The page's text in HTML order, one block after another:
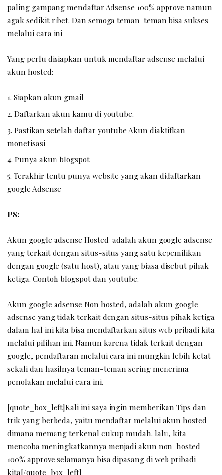
paling gampang mendaftar Adsense 100% approve namun
agak sedikit ribet. Dan semoga teman-teman bisa sukses
melalui cara ini
Yang perlu disiapkan untuk mendaftar adsense melalui
akun hosted:
Siapkan akun gmail
Daftarkan akun kamu di youtube.
Pastikan setelah daftar youtube Akun diaktifkan
monetisasi
Punya akun blogspot
Terakhir tentu punya website yang akan didaftarkan
google Adsense
PS:
Akun google adsense Hosted adalah akun google adsense
yang terkait dengan situs-situs yang satu kepemilikan
dengan google (satu host), atau yang biasa disebut pihak
ketiga. Contoh blogspot dan youtube.
Akun google adsense Non hosted, adalah akun google
adsense yang tidak terkait dengan situs-situs pihak ketiga
dalam hal ini kita bisa mendaftarkan situs web pribadi kita
melalui pilihan ini. Namun karena tidak terkait dengan
google, pendaftaran melalui cara ini mungkin lebih ketat
sekali dan hasilnya teman-teman sering menerima
penolakan melalui cara ini.
[quote_box_left]Kali ini saya ingin memberikan Tips dan
trik yang berbeda, yaitu mendaftar melalui akun hosted
dimana memang terkenal cukup mudah. lalu, kita
mencoba meningkatkannya menjadi akun non-hosted
100% approve selamanya bisa dipasang di web pribadi
kita[/quote_box_left]